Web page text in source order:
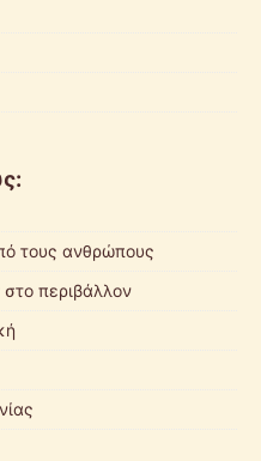
τους ανθρώπους
περιβάλλον